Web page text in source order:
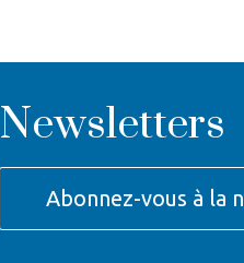
Newsletters
Abonnez-vous à la